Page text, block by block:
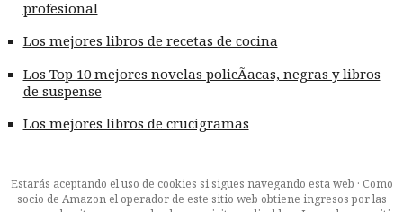
profesional
Los mejores libros de recetas de cocina
Los Top 10 mejores novelas policÃ­acas, negras y libros
de suspense
Los mejores libros de crucigramas
Estarás aceptando el uso de cookies si sigues navegando esta web · Como
socio de Amazon el operador de este sitio web obtiene ingresos por las